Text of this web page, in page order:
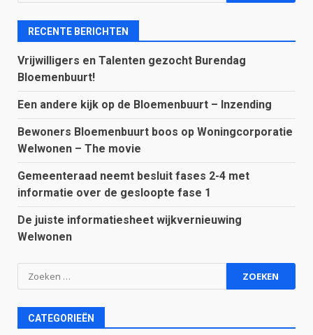
RECENTE BERICHTEN
Vrijwilligers en Talenten gezocht Burendag
Bloemenbuurt!
Een andere kijk op de Bloemenbuurt – Inzending
Bewoners Bloemenbuurt boos op Woningcorporatie
Welwonen – The movie
Gemeenteraad neemt besluit fases 2-4 met
informatie over de gesloopte fase 1
De juiste informatiesheet wijkvernieuwing
Welwonen
Zoeken
naar:
CATEGORIEËN